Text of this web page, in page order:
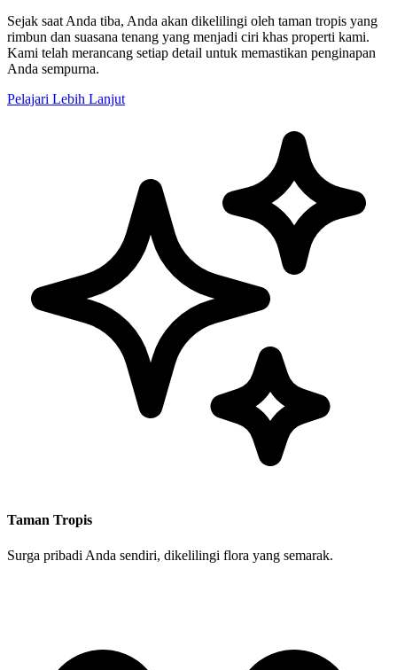
Sejak saat Anda tiba, Anda akan dikelilingi oleh taman tropis yang
rimbun dan suasana tenang yang menjadi ciri khas properti kami.
Kami telah merancang setiap detail untuk memastikan penginapan
Anda sempurna.
Pelajari Lebih Lanjut
Taman Tropis
Surga pribadi Anda sendiri, dikelilingi flora yang semarak.